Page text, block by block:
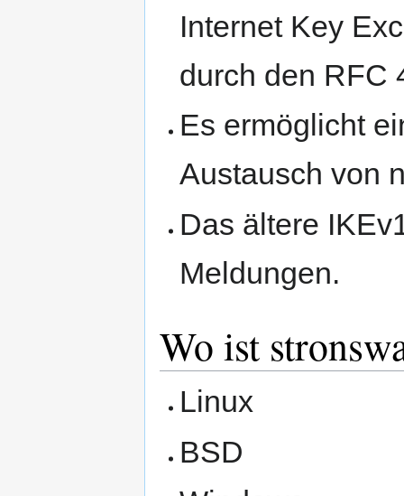
Internet Key
durch den RFC
Es ermöglicht
Austausch von
Das ältere
Meldungen.
Wo ist
Linux
BSD